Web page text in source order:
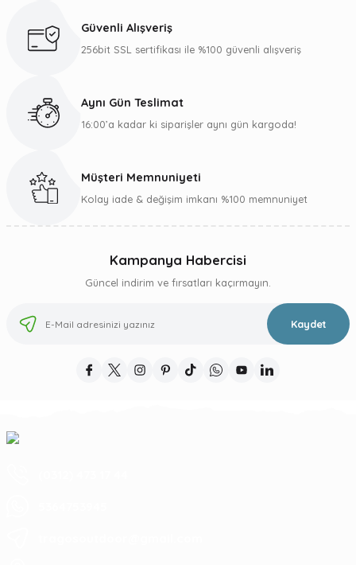
Ürün bilgilerinde hatalar bulunuyor.
Gönder
Güvenli Alışveriş
256bit SSL sertifikası ile %100 güvenli alışveriş
Aynı Gün Teslimat
16:00’a kadar ki siparişler aynı gün kargoda!
Müşteri Memnuniyeti
Kolay iade & değişim imkanı %100 memnuniyet
Kampanya Habercisi
Güncel indirim ve fırsatları kaçırmayın.
Kaydet